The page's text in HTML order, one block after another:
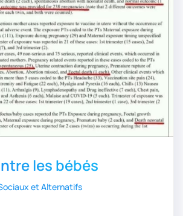
les bébés
et Alternatifs